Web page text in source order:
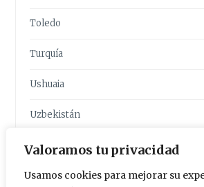
Valoramos tu privacidad
Usamos cookies para mejorar su
Toledo
Turquía
Ushuaia
Uzbekistán
Valencia
Valladolid